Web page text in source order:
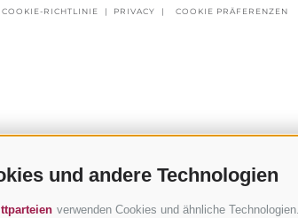
und andere Technologien
verwenden Cookies und ähnliche
COOKIE-RICHTLINIE | PRIVACY | COOKIE PRÄFERENZEN